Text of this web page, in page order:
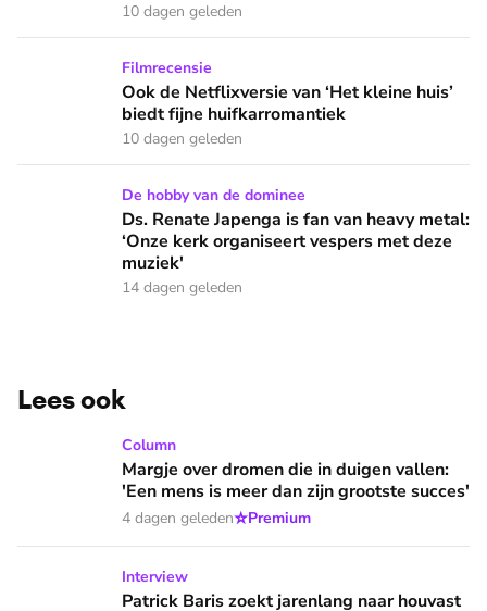
10 dagen geleden
Ook de Netflixversie van ‘Het kleine huis’ biedt fijne
Filmrecensie
Ook de Netflixversie van ‘Het kleine huis’
biedt fijne huifkarromantiek
10 dagen geleden
Ds. Renate Japenga is fan van heavy metal: ‘Onze kerk
De hobby van de dominee
Ds. Renate Japenga is fan van heavy metal:
‘Onze kerk organiseert vespers met deze
muziek'
14 dagen geleden
Lees ook
Margje over dromen die in duigen vallen: 'Een mens is
Column
Margje over dromen die in duigen vallen:
'Een mens is meer dan zijn grootste succes'
4 dagen geleden⭐Premium
Patrick Baris zoekt jarenlang naar houvast in drugs en
Interview
Patrick Baris zoekt jarenlang naar houvast